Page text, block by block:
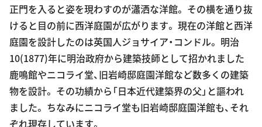
正門を入ると姿を現わすのが瀟洒な洋館。 その横を通り抜
けると目の前に西洋庭園が広がります。 現在の洋館と西洋
庭園を設計したのは英国人ジョサイア・コンドル。 明治
10(1877)年に明治政府から建築技師として招かれました
鹿鳴館やニコライ堂、旧岩崎邸庭園洋館など数多くの建築
物を設計。 その功績から「日本近代建築界の父」と謳われ
ました。 ちなみにニコライ堂も旧岩崎邸庭園洋館も、それ
ぞれ現存しています。